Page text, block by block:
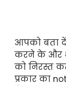
आपको बता दें
करने के और
को निरस्त
प्रकार का